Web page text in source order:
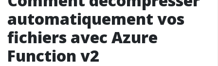
automatiquement vos
fichiers avec Azure
Function v2